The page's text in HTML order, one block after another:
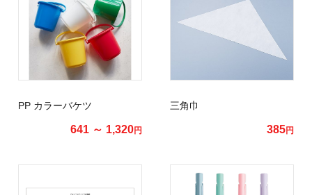
PP カラーバケツ
641 ～ 1,320円
三角巾
385円